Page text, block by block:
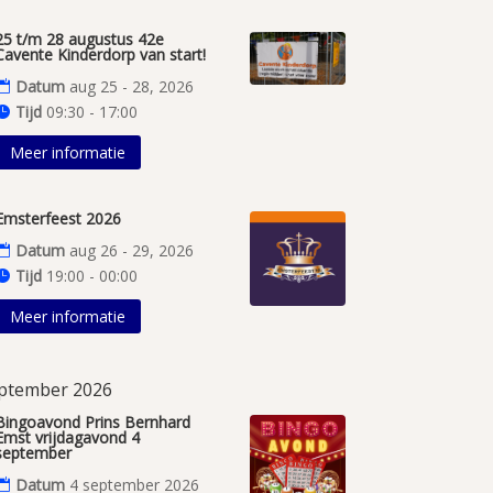
t/m 28 augustus 42e
Kinderdorp van start!
Datum aug 25 - 28, 2026
Tijd 09:30 - 17:00
Meer informatie
2026
Datum aug 26 - 29, 2026
Tijd 19:00 - 00:00
Meer informatie
2026
Prins Bernhard
vrijdagavond 4
Datum 4 september 2026